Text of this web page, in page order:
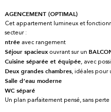
AGENCEMENT (OPTIMAL)
Cet appartement lumineux et
secteur :
ntrée avec rangement
Séjour spacieuxouvrant sur un
Cuisine séparée et équipée, avec
Deux grandes chambres, idéales pour
Salle d’eau moderne
WC séparé
Un plan parfaitement pensé, sans